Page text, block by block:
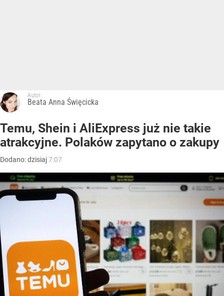
Autor:
Beata Anna Święcicka
Temu, Shein i AliExpress już nie takie
atrakcyjne. Polaków zapytano o zakupy
Dodano:dzisiaj7:07